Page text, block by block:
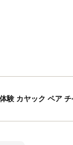
験 カヤック ペア